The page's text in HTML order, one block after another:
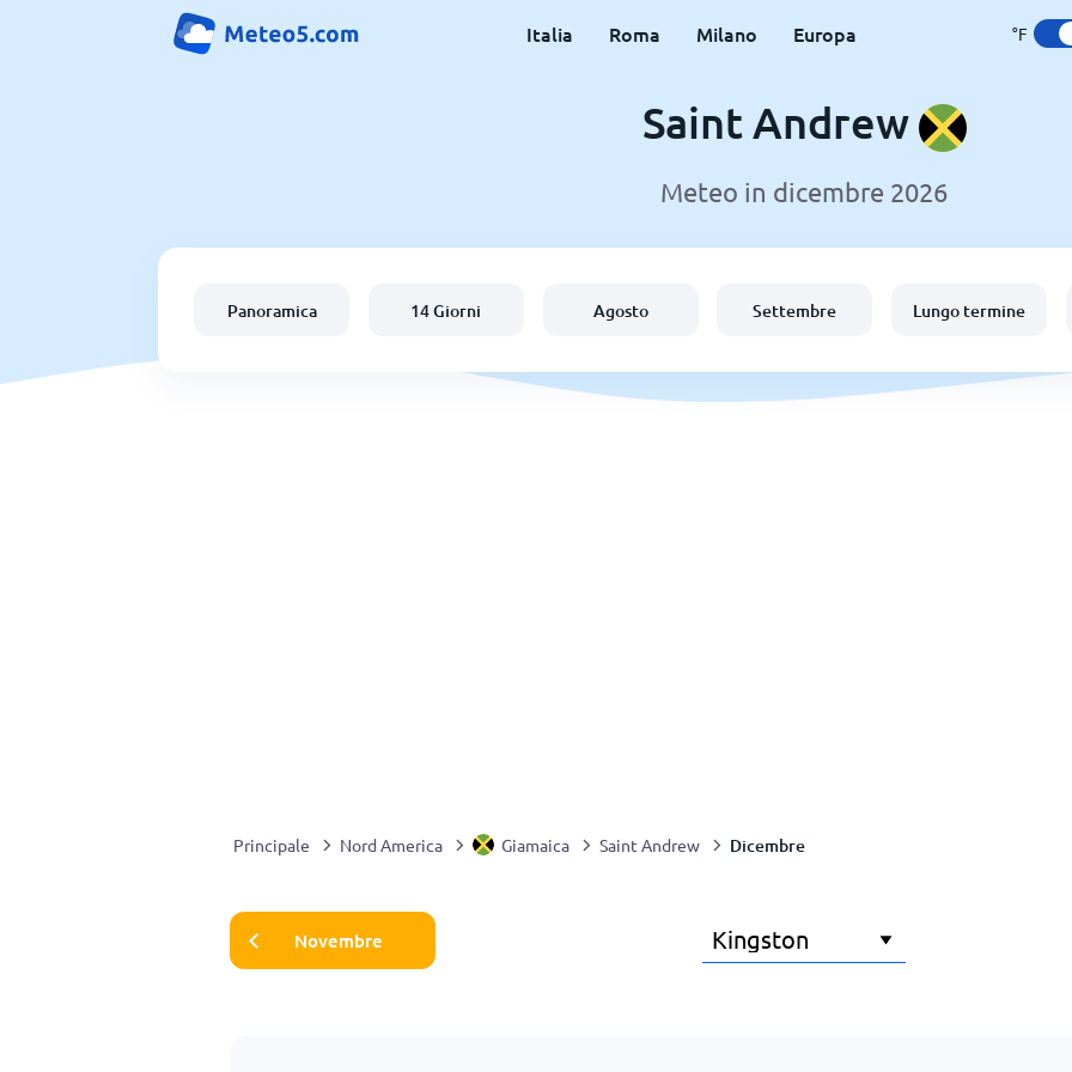
Italia Roma Milano Europa °F
Saint Andrew
Meteo in dicembre 2026
Panoramica 14 Giorni Agosto Settembre Lungo termine
Principale Nord America Giamaica Saint Andrew Dicembre
Novembre